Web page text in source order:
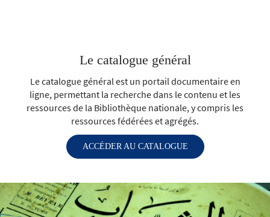
Le catalogue général
Le catalogue général est un portail documentaire en
ligne, permettant la recherche dans le contenu et les
ressources de la Bibliothèque nationale, y compris les
ressources fédérées et agrégés.
ACCÉDER AU CATALOGUE